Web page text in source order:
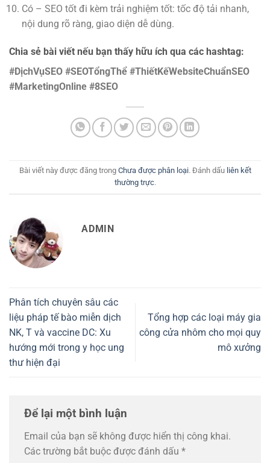
Có – SEO tốt đi kèm trải nghiệm tốt: tốc độ tải nhanh,
nội dung rõ ràng, giao diện dễ dùng.
Chia sẻ bài viết nếu bạn thấy hữu ích qua các hashtag:
#DịchVụSEO #SEOTổngThể #ThiếtKếWebsiteChuẩnSEO
#MarketingOnline #8SEO
Bài viết này được đăng trong Chưa được phân loại. Đánh dấu liên kết
thường trực.
ADMIN
Phân tích chuyên sâu các
liệu pháp tế bào miễn dịch
NK, T và vaccine DC: Xu
hướng mới trong y học ung
thư hiện đại
Tổng hợp các loại máy gia
công cửa nhôm cho mọi quy
mô xưởng
Để lại một bình luận
Email của bạn sẽ không được hiển thị công khai.
Các trường bắt buộc được đánh dấu *